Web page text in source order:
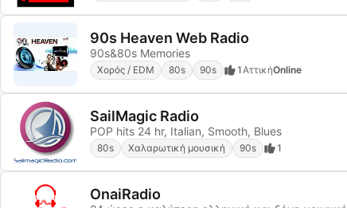
90s Heaven Web Radio
90s&80s Memories
Χορός / EDM 80s 90s 1ΑττικήOnline
SailMagic Radio
POP hits 24 hr, Italian, Smooth, Blues
80s Χαλαρωτική μουσική 90s 1
OnaiRadio